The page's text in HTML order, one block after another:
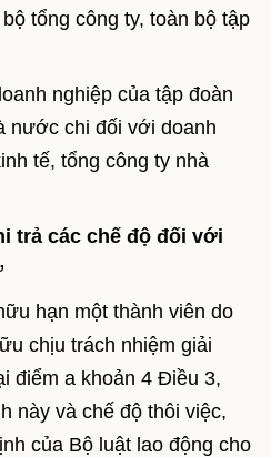
tổng công ty, toàn bộ tập
nghiệp của tập đoàn
nước chi đối với doanh
tế, tổng công ty nhà
trả các chế độ đối với
hạn một thành viên do
chịu trách nhiệm giải
điểm a khoản 4 Điều 3,
này và chế độ thôi việc,
của Bộ luật lao động cho